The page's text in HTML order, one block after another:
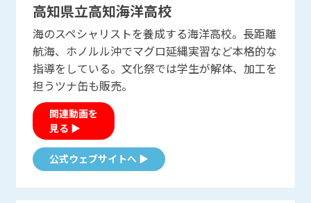
高知県立高知海洋高校
海のスペシャリストを養成する海洋高校。長距離
航海、ホノルル沖でマグロ延縄実習など本格的な
指導をしている。文化祭では学生が解体、加工を
担うツナ缶も販売。
関連動画を
見る ▶
公式ウェブサイトへ ▶